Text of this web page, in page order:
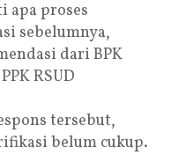
apa proses
sebelumnya,
dari BPK
RSUD
tersebut,
belum cukup.